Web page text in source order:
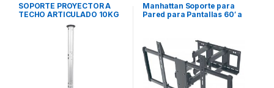
SOPORTE PROYECTOR A
TECHO ARTICULADO 10KG
EXTENSION 13-106CM
ARTICULADO 10KG
Manhattan Soporte para
Pared para Pantallas 60′ a
100 80KG